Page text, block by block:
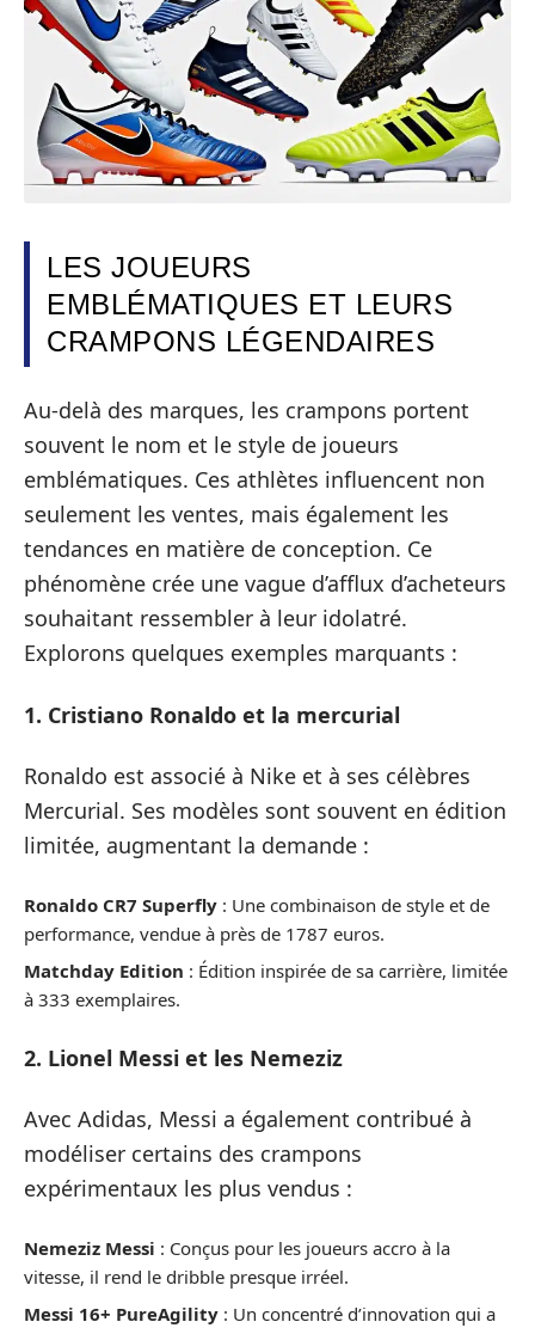
LES JOUEURS
EMBLÉMATIQUES ET LEURS
CRAMPONS LÉGENDAIRES
Au-delà des marques, les crampons portent
souvent le nom et le style de joueurs
emblématiques. Ces athlètes influencent non
seulement les ventes, mais également les
tendances en matière de conception. Ce
phénomène crée une vague d’afflux d’acheteurs
souhaitant ressembler à leur idolatré.
Explorons quelques exemples marquants :
1. Cristiano Ronaldo et la mercurial
Ronaldo est associé à Nike et à ses célèbres
Mercurial. Ses modèles sont souvent en édition
limitée, augmentant la demande :
Ronaldo CR7 Superfly : Une combinaison de style et de
performance, vendue à près de 1787 euros.
Matchday Edition : Édition inspirée de sa carrière, limitée
à 333 exemplaires.
2. Lionel Messi et les Nemeziz
Avec Adidas, Messi a également contribué à
modéliser certains des crampons
expérimentaux les plus vendus :
Nemeziz Messi : Conçus pour les joueurs accro à la
vitesse, il rend le dribble presque irréel.
Messi 16+ PureAgility : Un concentré d’innovation qui a